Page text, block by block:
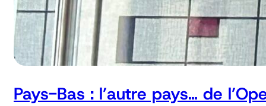
Pays-Bas : l’autre pays… de